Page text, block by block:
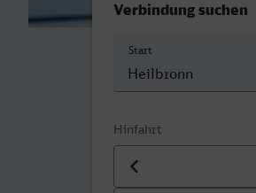
Verbindung suchen
Start
Hinfahrt
Datum der Hinfahrt